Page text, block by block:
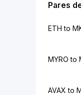
Pares
ETH to
MYRO to
AVAX to